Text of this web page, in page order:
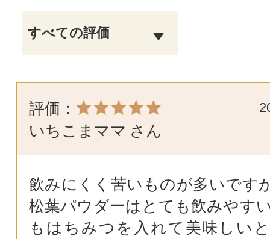
評価：
いちこまママ さん
飲みにくく苦いものが多いです
松葉パウダーはとても飲みやす
もはちみつを入れて美味しい